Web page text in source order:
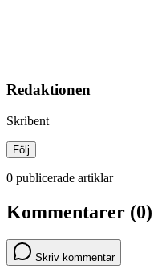
Redaktionen
Skribent
Följ
0 publicerade artiklar
Kommentarer (0)
Skriv kommentar